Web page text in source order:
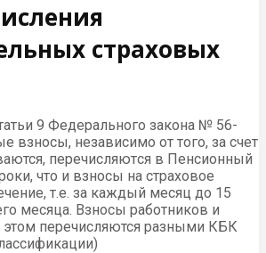
страховых
9 Федерального закона № 56-
взно­сы, независимо от того, за счет
пе­ре­чис­ля­ют­ся в Пенсионный
что и взно­сы на страховое
т.е. за каж­дый месяц до 15
ме­ся­ца. Взносы работников и
этом перечисляются разными КБК